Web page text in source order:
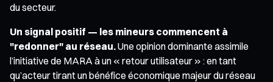
du secteur.
Un signal positif — les mineurs commencent à
"redonner" au réseau.Une opinion dominante assimile
l’initiative de MARA à un « retour utilisateur » : en tant
qu’acteur tirant un bénéfice économique majeur du réseau